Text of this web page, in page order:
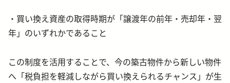
・買い換え資産の取得時期が「譲渡年の前年・売却年・翌
年」のいずれかであること
この制度を活用することで、今の築古物件から新しい物件
へ「税負担を軽減しながら買い換えられるチャンス」が生